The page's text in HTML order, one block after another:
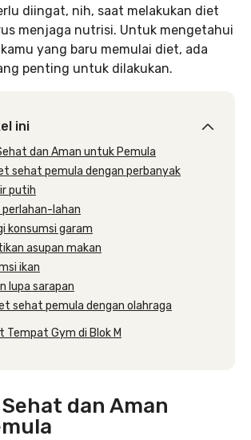
diingat, nih, saat melakukan diet
menjaga nutrisi. Untuk mengetahui
yang baru memulai diet, ada
penting untuk dilakukan.
ini
dan Aman untuk Pemula
sehat pemula dengan perbanyak
putih
perlahan-lahan
konsumsi garam
asupan makan
ikan
lupa sarapan
sehat pemula dengan olahraga
Tempat Gym di Blok M
dan Aman